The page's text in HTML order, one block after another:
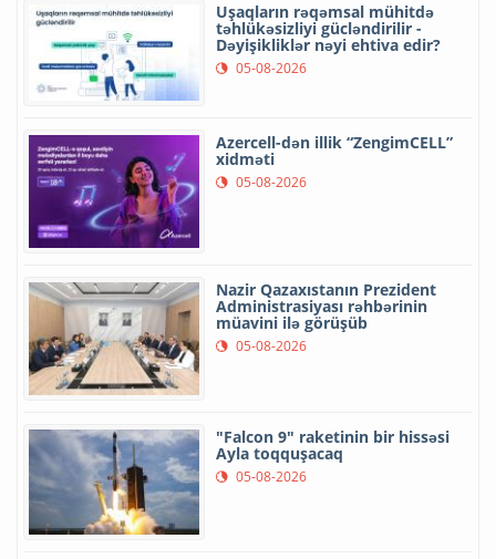
Uşaqların rəqəmsal mühitdə
təhlükəsizliyi gücləndirilir -
Dəyişikliklər nəyi ehtiva edir?
05-08-2026
Azercell-dən illik “ZengimCELL”
xidməti
05-08-2026
Nazir Qazaxıstanın Prezident
Administrasiyası rəhbərinin
müavini ilə görüşüb
05-08-2026
"Falcon 9" raketinin bir hissəsi
Ayla toqquşacaq
05-08-2026